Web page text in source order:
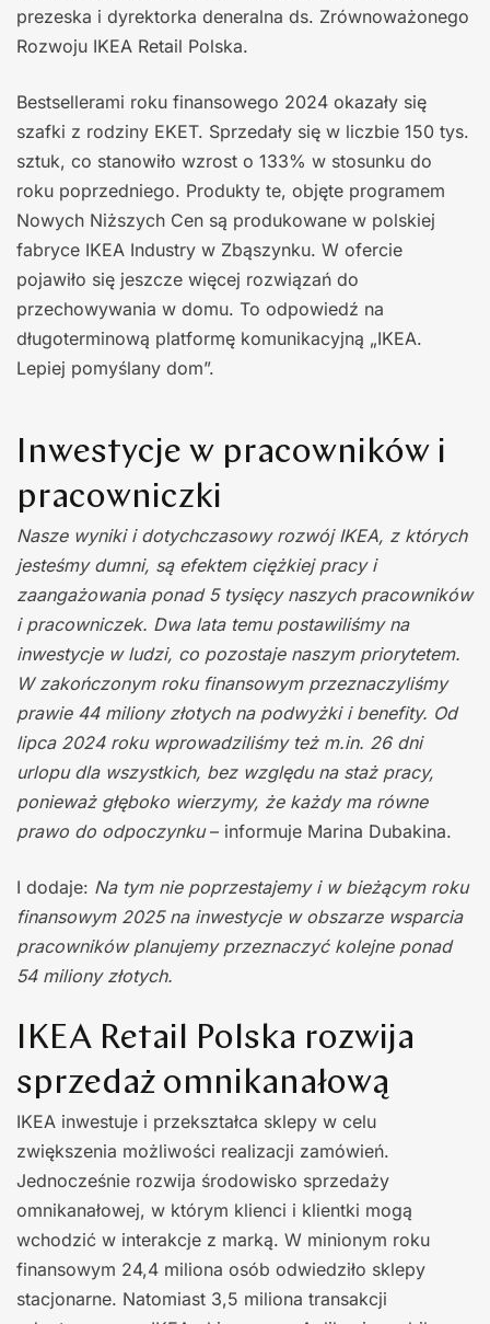
prezeska i dyrektorka deneralna ds. Zrównoważonego
Rozwoju IKEA Retail Polska.
Bestsellerami roku finansowego 2024 okazały się
szafki z rodziny EKET. Sprzedały się w liczbie 150 tys.
sztuk, co stanowiło wzrost o 133% w stosunku do
roku poprzedniego. Produkty te, objęte programem
Nowych Niższych Cen są produkowane w polskiej
fabryce IKEA Industry w Zbąszynku. W ofercie
pojawiło się jeszcze więcej rozwiązań do
przechowywania w domu. To odpowiedź na
długoterminową platformę komunikacyjną „IKEA.
Lepiej pomyślany dom”.
Inwestycje w pracowników i
pracowniczki
Nasze wyniki i dotychczasowy rozwój IKEA, z których
jesteśmy dumni, są efektem ciężkiej pracy i
zaangażowania ponad 5 tysięcy naszych pracowników
i pracowniczek. Dwa lata temu postawiliśmy na
inwestycje w ludzi, co pozostaje naszym priorytetem.
W zakończonym roku finansowym przeznaczyliśmy
prawie 44 miliony złotych na podwyżki i benefity. Od
lipca 2024 roku wprowadziliśmy też m.in. 26 dni
urlopu dla wszystkich, bez względu na staż pracy,
ponieważ głęboko wierzymy, że każdy ma równe
prawo do odpoczynku– informuje Marina Dubakina.
I dodaje: Na tym nie poprzestajemy i w bieżącym roku
finansowym 2025 na inwestycje w obszarze wsparcia
pracowników planujemy przeznaczyć kolejne ponad
54 miliony złotych.
IKEA Retail Polska rozwija
sprzedaż omnikanałową
IKEA inwestuje i przekształca sklepy w celu
zwiększenia możliwości realizacji zamówień.
Jednocześnie rozwija środowisko sprzedaży
omnikanałowej, w którym klienci i klientki mogą
wchodzić w interakcje z marką. W minionym roku
finansowym 24,4 miliona osób odwiedziło sklepy
stacjonarne. Natomiast 3,5 miliona transakcji